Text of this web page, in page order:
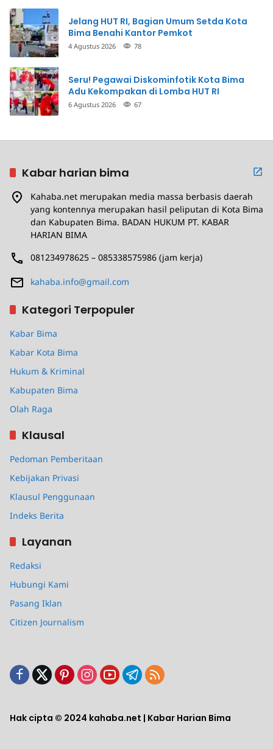
Jelang HUT RI, Bagian Umum Setda Kota
Bima Benahi Kantor Pemkot
4 Agustus 2026 78
Seru! Pegawai Diskominfotik Kota Bima
Adu Kekompakan di Lomba HUT RI
6 Agustus 2026 67
Kabar harian bima
Kahaba.net merupakan media massa berbasis daerah
yang kontennya merupakan hasil peliputan di Kota Bima
dan Kabupaten Bima. BADAN HUKUM PT. KABAR
HARIAN BIMA
081234978625 – 085338575986 (jam kerja)
kahaba.info@gmail.com
Kategori Terpopuler
Kabar Bima
Kabar Kota Bima
Hukum & Kriminal
Kabupaten Bima
Olah Raga
Klausal
Pedoman Pemberitaan
Kebijakan Privasi
Klausul Penggunaan
Indeks Berita
Layanan
Redaksi
Hubungi Kami
Pasang Iklan
Citizen Journalism
Hak cipta © 2024 kahaba.net | Kabar Harian Bima